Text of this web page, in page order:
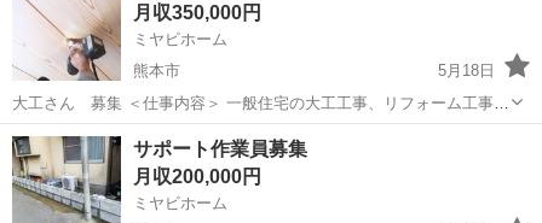
月収350,000円
ミヤビホーム
熊本市
5月18日
大工さん 募集 ＜仕事内容＞ 一般住宅の大工工事、リフォーム工事
＜応募方法＞ 電話連絡にて担当者と面談 TEL 096-285-9650 担当者：
松本 ＜雇用条件＞ 実務経験5年以上 ＜学歴＞ 不問 ＜就...
熊本 熊本市 大工
サポート作業員募集
月収200,000円
ミヤビホーム